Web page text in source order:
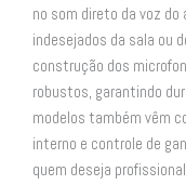
no som direto da voz
indesejados da sala ou
construção dos
robustos, garantindo
modelos também vêm
interno e controle de
quem deseja